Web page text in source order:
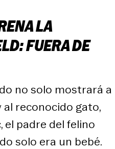
LA
FUERA DE
no solo mostrará a
al reconocido gato,
el padre del felino
solo era un bebé.